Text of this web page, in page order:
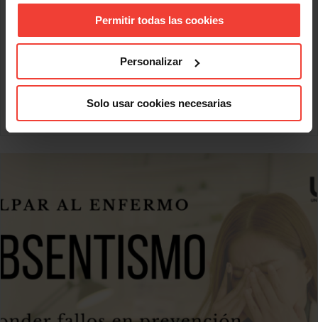
Permitir todas las cookies
Personalizar
Solo usar cookies necesarias
El informe de USO sobre el comportamiento del mercado
laboral en el primer semestre de 2026 revela algunos datos
significativos: uno de cada cinco contratos dura menos de
una semana; casi la mitad de los parados lleva más de un
año sin empleo y los salarios pactados en convenio han
perdido más de 6 puntos frente al IPC desde 2021.
Leer más